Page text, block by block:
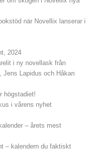
när Novellix lanserar i
2024
i ny novellask från
Jens Lapidus och Håkan
högstadiet!
i vårens nyhet
– årets mest
– kalendern du faktiskt